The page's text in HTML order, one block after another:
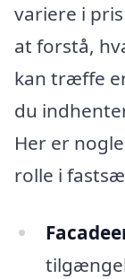
variere i
at forstå,
kan træffe
du
Her er
rolle i